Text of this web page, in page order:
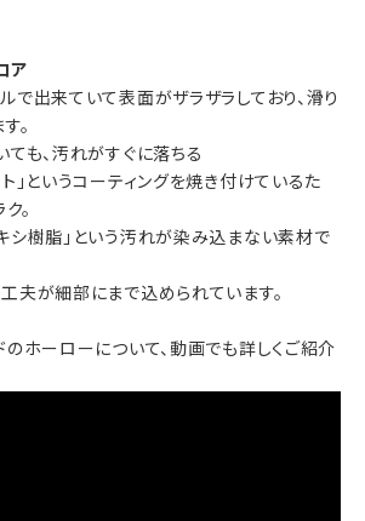
ア
で出来ていて表面がザラザラしており、滑り
。
も、汚れがすぐに落ちる
」というコーティングを焼き付けているた
。
シ樹脂」という汚れが染み込まない素材で
夫が細部にまで込められています。
のホーローについて、動画でも詳しくご紹介